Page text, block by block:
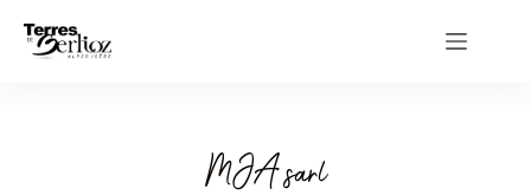
contenu
MJA sarl